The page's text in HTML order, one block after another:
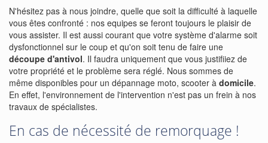
N'hésitez pas à nous joindre, quelle que soit la difficulté à laquelle
vous êtes confronté : nos equipes se feront toujours le plaisir de
vous assister. Il est aussi courant que votre système d'alarme soit
dysfonctionnel sur le coup et qu'on soit tenu de faire une
découpe d'antivol. Il faudra uniquement que vous justifiiez de
votre propriété et le problème sera réglé. Nous sommes de
même disponibles pour un dépannage moto, scooter à domicile.
En effet, l'environnement de l'intervention n'est pas un frein à nos
travaux de spécialistes.
En cas de nécessité de remorquage !